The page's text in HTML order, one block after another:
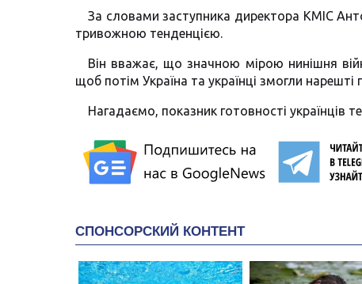
За словами заступника директора КМІС
тривожною тенденцією.
Він вважає, що значною мірою нинішня
щоб потім Україна та українці змогли
Нагадаємо, показник готовності українців